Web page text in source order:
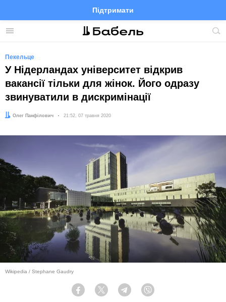
Меню
Підтримати
FacebookTelegramTwitter
Пекельце
У Нідерландах університет відкрив
вакансії тільки для жінок. Його одразу
звинуватили в дискримінації
Автор:
Олег Панфілович Дата:
21:52, 07 травня 2020
Wikipedia / Stephane Gaudry
Facebook Twitter Telegram